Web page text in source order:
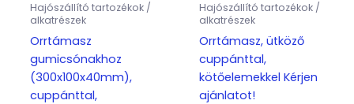
Hajószállító tartozékok /
alkatrészek
Orrtámasz
gumicsónakhoz
(300x100x40mm),
cuppánttal,
Hajószállító tartozékok /
alkatrészek
Orrtámasz, ütköző
cuppánttal,
kötőelemekkel Kérjen
ajánlatot!